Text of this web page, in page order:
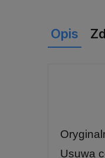
Opis
Usuwa